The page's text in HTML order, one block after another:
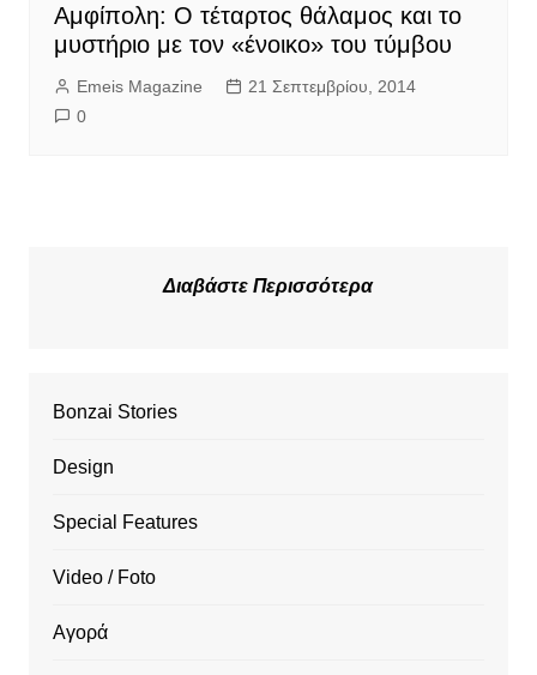
Αμφίπολη: Ο τέταρτος θάλαμος και το
μυστήριο με τον «ένοικο» του τύμβου
Emeis Magazine
21 Σεπτεμβρίου, 2014
0
Διαβάστε Περισσότερα
Bonzai Stories
Design
Special Features
Video / Foto
Αγορά